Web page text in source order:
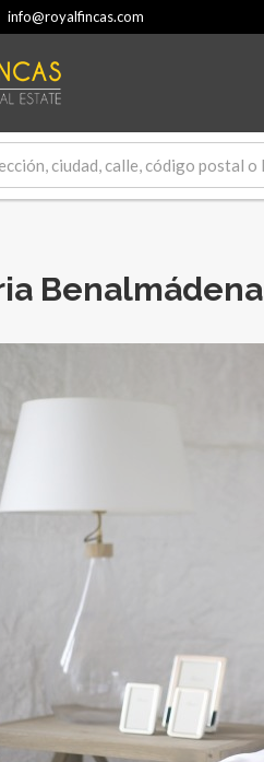
info@royalfincas.com
Benalmádena